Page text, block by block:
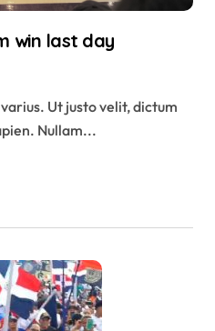
win last day
Nullam...